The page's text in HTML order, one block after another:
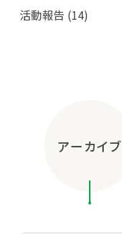
活動報告 (14)
アーカイブ